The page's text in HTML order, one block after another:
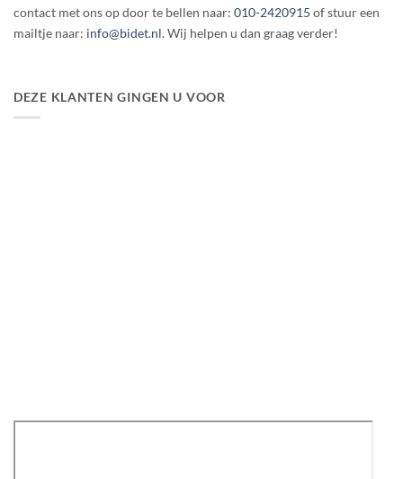
contact met ons op door te bellen naar: 010-2420915 of stuur een
mailtje naar: info@bidet.nl. Wij helpen u dan graag verder!
DEZE KLANTEN GINGEN U VOOR